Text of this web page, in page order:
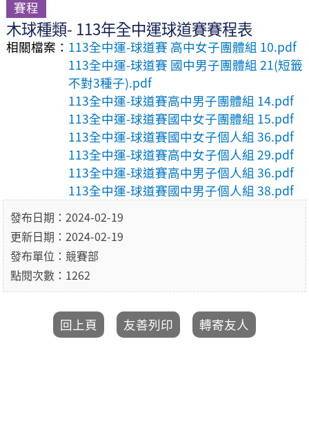
賽程
木球種類- 113年全中運球道賽賽程表
相關檔案： 113全中運-球道賽 高中女子團體組 10.pdf
113全中運-球道賽 國中男子團體組 21(短籤
不對3種子).pdf
113全中運-球道賽高中男子團體組 14.pdf
113全中運-球道賽國中女子團體組 15.pdf
113全中運-球道賽國中女子個人組 36.pdf
113全中運-球道賽高中女子個人組 29.pdf
113全中運-球道賽高中男子個人組 36.pdf
113全中運-球道賽國中男子個人組 38.pdf
發布日期：2024-02-19
更新日期：2024-02-19
發布單位：競賽部
點閱次數：1262